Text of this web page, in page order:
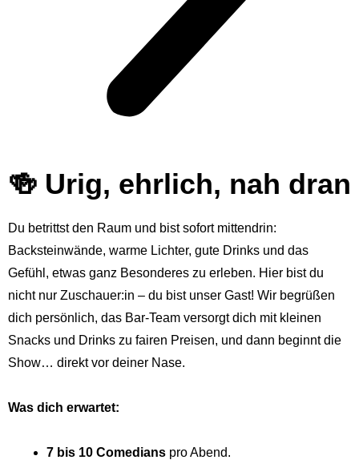
🍻 Urig, ehrlich, nah dran
Du betrittst den Raum und bist sofort mittendrin:
Backsteinwände, warme Lichter, gute Drinks und das
Gefühl, etwas ganz Besonderes zu erleben. Hier bist du
nicht nur Zuschauer:in – du bist unser Gast! Wir begrüßen
dich persönlich, das Bar-Team versorgt dich mit kleinen
Snacks und Drinks zu fairen Preisen, und dann beginnt die
Show… direkt vor deiner Nase.
Was dich erwartet:
7 bis 10 Comedianspro Abend.